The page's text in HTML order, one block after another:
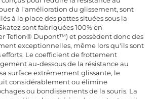
à l'amélioration du glissement, sont
à la place des pattes situées sous la
sont fabriquées 100% en
Teflon® Dupont™) et possèdent donc des
exceptionnelles, même lors qu'ils sont
efforts. Le coefficient de frottement
au-dessous de la résistance au
surface extrêmement glissante, le
considérablement ou élimine
ou bondissements de la souris. La